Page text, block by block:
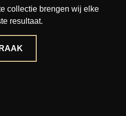
collectie brengen wij elke
resultaat.